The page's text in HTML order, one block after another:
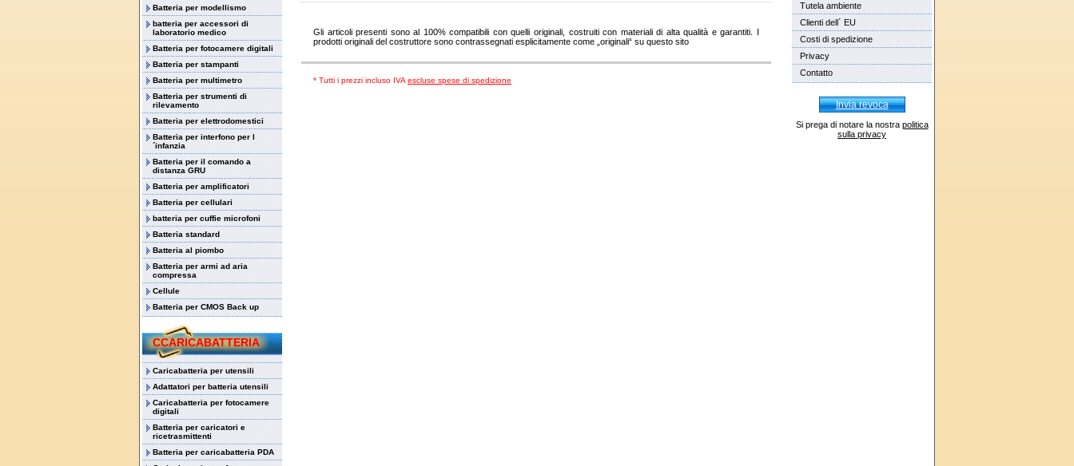
Batteria per modellismo
batteria per accessori di
laboratorio medico
Batteria per fotocamere digitali
Batteria per stampanti
Batteria per multimetro
Batteria per strumenti di
rilevamento
Batteria per elettrodomestici
Batteria per interfono per l
´infanzia
Batteria per il comando a
distanza GRU
Batteria per amplificatori
Batteria per cellulari
batteria per cuffie microfoni
Batteria standard
Batteria al piombo
Batteria per armi ad aria
compressa
Cellule
Batteria per CMOS Back up
CCARICABATTERIA
Caricabatteria per utensili
Adattatori per batteria utensili
Caricabatteria per fotocamere
digitali
Batteria per caricatori e
ricetrasmittenti
Batteria per caricabatteria PDA
Gli articoli presenti sono al 100% compatibili con quelli originali, costruiti con materiali di alta qualità e garantiti. I
prodotti originali del costruttore sono contrassegnati esplicitamente come „originali“ su questo sito
* Tutti i prezzi incluso IVA escluse spese di spedizione
Tutela ambiente
Clienti dell´ EU
Costi di spedizione
Privacy
Contatto
Invia revoca
Si prega di notare la nostra politica
sulla privacy